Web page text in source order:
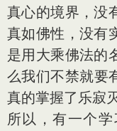
真心的境界，没
真如佛性，没有
是用大乘佛法的
么我们不禁就
真的掌握了乐寂
所以，有一个